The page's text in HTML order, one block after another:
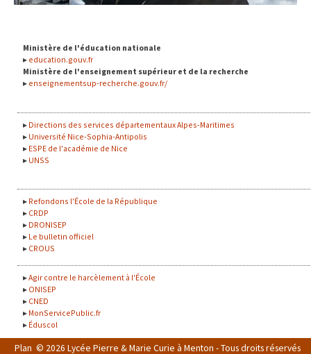
Ministère de l'éducation nationale
education.gouv.fr
Ministère de l'enseignement supérieur et de la recherche
enseignementsup-recherche.gouv.fr/
Directions des services départementaux Alpes-Maritimes
Université Nice-Sophia-Antipolis
ESPE de l'académie de Nice
UNSS
Refondons l'École de la République
CRDP
DRONISEP
Le bulletin officiel
CROUS
Agir contre le harcèlement à l'École
ONISEP
CNED
MonServicePublic.fr
Éduscol
© 2026 Lycée Pierre & Marie Curie à Menton - Tous droits réservés
Plan